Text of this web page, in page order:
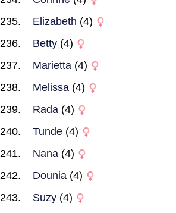
Elizabeth (4)
Betty (4)
Marietta (4)
Melissa (4)
Rada (4)
Tunde (4)
Nana (4)
Dounia (4)
Suzy (4)